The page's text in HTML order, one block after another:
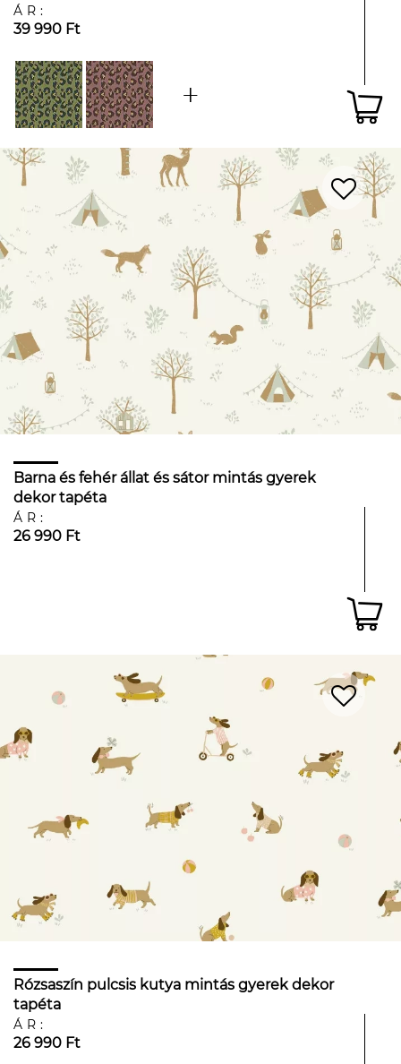
ÁR:
39 990 Ft
Barna és fehér állat és sátor mintás gyerek
dekor tapéta
ÁR:
26 990 Ft
Rózsaszín pulcsis kutya mintás gyerek dekor
tapéta
ÁR:
26 990 Ft